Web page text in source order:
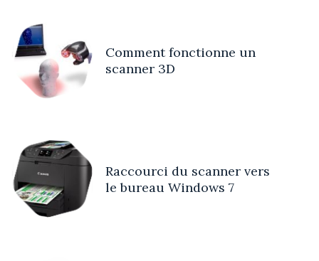
Comment fonctionne un
scanner 3D
Raccourci du scanner vers
le bureau Windows 7